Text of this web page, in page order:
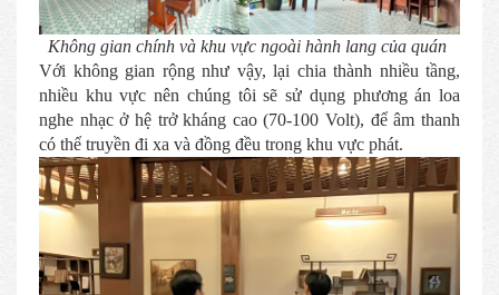
Không gian chính và khu vực ngoài hành lang của quán
Với không gian rộng như vậy, lại chia thành nhiều tầng,
nhiều khu vực nên chúng tôi sẽ sử dụng phương án loa
nghe nhạc ở hệ trở kháng cao (70-100 Volt), để âm thanh
có thể truyền đi xa và đồng đều trong khu vực phát.